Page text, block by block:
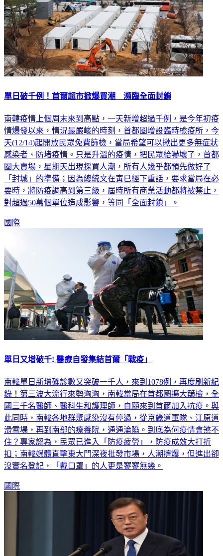
單日破千例！首爾超市掀爆買潮 瀕臨全面封鎖
南韓疫情上個周末來到高點，一天新增超過千例，是今年初疫
情爆發以來，情況最嚴峻的時刻，首都圈增設臨時檢疫所，今
天(12/14)起開放民眾免費篩檢，當局希望可以揪出更多無症狀
感染者、防堵疫情。只是升溫的疫情，把民眾給嚇壞了，首都
圈大賣場，星期天出現採買人潮，所有人幾乎都預先做好了
「封城」的準備；因為總統文在寅已經下重話，要求當局在必
要時，將防疫調高到第三級，屆時所有商業活動都將被禁止，
對超過50萬個單位造成影響，等同「全面封鎖」。
國際
單日又增破千! 醫療自發集結首爾「戰疫」
南韓單日新增確診數又突破一千人，來到1078例，再度刷新紀
錄！第三波大流行來勢洶洶，南韓當局在首都圈擴大篩檢，全
國三千名醫師、醫科生和護理師，自願來到首爾加入抗疫。與
此同時，南韓各地群聚感染沒有停過，從京畿道軍隊、江原道
滑雪場，再到南部的療養院，通通淪陷。到底為何疫情會煞不
住？專家認為，民眾已進入「防疫疲勞」，防疫成效大打折
扣；南韓媒體直擊東大門深夜批發市場，人潮擠爆，但進出卻
沒實名登記，「戴口罩」的人更是寥寥無幾。
國際